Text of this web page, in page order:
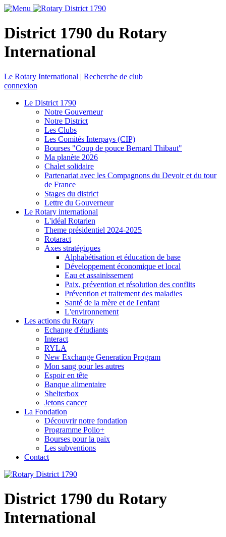
District 1790 du Rotary
International
Le Rotary International | Recherche de club
connexion
Le District 1790
Notre Gouverneur
Notre District
Les Clubs
Les Comités Interpays (CIP)
Bourses "Coup de pouce Bernard Thibaut"
Ma planète 2026
Chalet solidaire
Partenariat avec les Compagnons du Devoir et du tour
de France
Stages du district
Lettre du Gouverneur
Le Rotary international
L'idéal Rotarien
Theme présidentiel 2024-2025
Rotaract
Axes stratégiques
Alphabétisation et éducation de base
Développement économique et local
Eau et assainissement
Paix, prévention et résolution des conflits
Prévention et traitement des maladies
Santé de la mère et de l'enfant
L'environnement
Les actions du Rotary
Echange d'étudiants
Interact
RYLA
New Exchange Generation Program
Mon sang pour les autres
Espoir en tête
Banque alimentaire
Shelterbox
Jetons cancer
La Fondation
Découvrir notre fondation
Programme Polio+
Bourses pour la paix
Les subventions
Contact
District 1790 du Rotary
International